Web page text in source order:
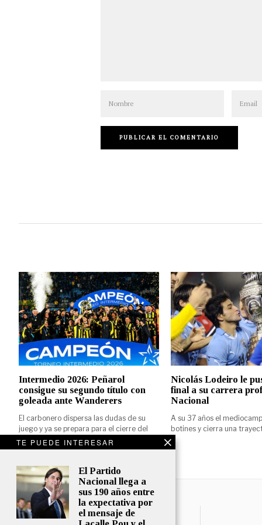
TE PUEDE INTERESAR
El Partido
Nacional llega a
sus 190 años entre
la expectativa por
el mensaje de
Intermedio 2026: Peñarol
consigue su segundo título con
goleada ante Wanderers
El carbonero dispersa las dudas de su
juego y ya se prepara para el cierre del
Nicolás Lodeiro le
final a su carrera
Nacional
A su 37 años el
botines y cierra una